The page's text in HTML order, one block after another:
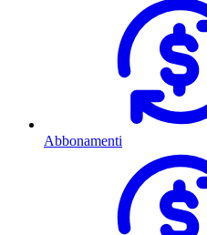
Abbonamenti